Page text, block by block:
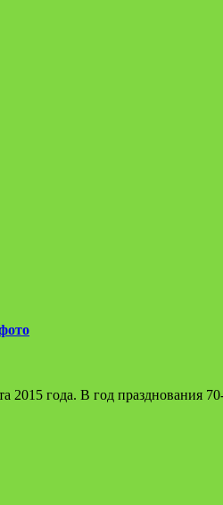
2015 года. В год празднования